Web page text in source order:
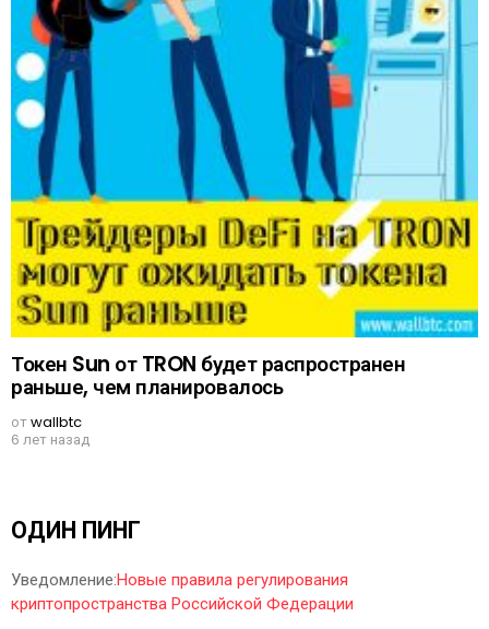
Токен Sun от TRON будет распространен
раньше, чем планировалось
отwallbtc
6 лет назад
ОДИН ПИНГ
Уведомление:Новые правила регулирования
криптопространства Российской Федерации